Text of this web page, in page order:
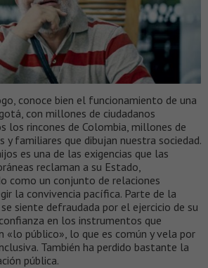
conoce bien el funcionamiento de una
con millones de ciudadanos
los rincones de Colombia, millones de
y familiares que dibujan nuestra sociedad.
es una de las exigencias que las
reclaman a su Estado,
como un conjunto de relaciones
la convivencia pacífica. Parte de la
siente defraudada por el ejercicio de su
en los instrumentos que
«lo público», lo que es común y vela por
También ha perdido bastante la
pública.